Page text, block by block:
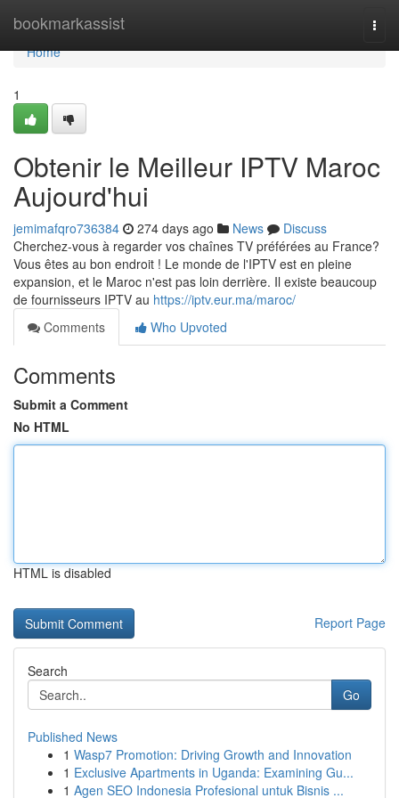
bookmarkassist
Home
Home
1
Obtenir le Meilleur IPTV Maroc
Aujourd'hui
jemimafqro736384 274 days ago News
Discuss
Cherchez-vous à regarder vos chaînes TV préférées au France?
Vous êtes au bon endroit ! Le monde de l'IPTV est en pleine
expansion, et le Maroc n'est pas loin derrière. Il existe beaucoup
de fournisseurs IPTV au https://iptv.eur.ma/maroc/
Comments
Who Upvoted
Comments
Submit a Comment
No HTML
HTML is disabled
Report Page
Search
Go
Published News
1 Wasp7 Promotion: Driving Growth and Innovation
1 Exclusive Apartments in Uganda: Examining Gu...
1 Agen SEO Indonesia Profesional untuk Bisnis ...